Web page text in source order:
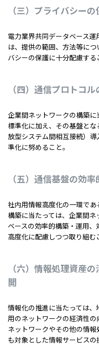
（三）プライバシー
電力業界共同データベース
は、提供の範囲、方法等に
バシーの保護に十分配慮する
（四）通信プロトコ
企業間ネットワークの構築
標準化に加え、その基盤と
放型システム間相互接続）
準化に努めること。
（五）通信基盤の効
社内用情報高度化の一環で
構築に当たっては、企業間
ベースの効率的構築・運用
高度化に配慮しつつ取り組む
（六）情報処理資産
開
情報化の推進に当たっては
用のネットワークの経済性
ネットワークやその他の情
も対象とした情報サービス